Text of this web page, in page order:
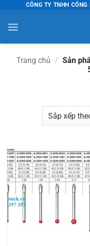
nội
dung
CÔNG TY TNHH
Trang chủ / Sản